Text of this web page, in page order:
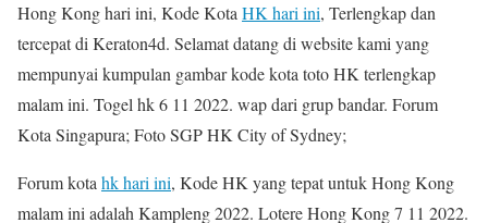
Hong Kong hari ini, Kode KotaHK hari ini, Terlengkap dan
tercepat di Keraton4d. Selamat datang di website kami yang
mempunyai kumpulan gambar kode kota toto HK terlengkap
malam ini. Togel hk 6 11 2022. wap dari grup bandar. Forum
Kota Singapura; Foto SGP HK City of Sydney;
Forum kotahk hari ini, Kode HK yang tepat untuk Hong Kong
malam ini adalah Kampleng 2022. Lotere Hong Kong 7 11 2022.